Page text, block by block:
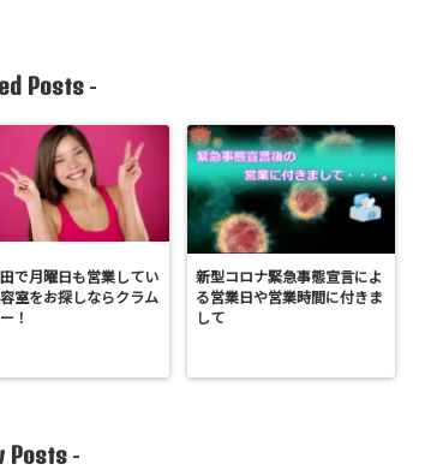
Posts-
で月曜日も営業してい
室をお探しならクラム
！
新型コロナ緊急事態宣言によ
る営業日や営業時間に付きま
して
Posts -